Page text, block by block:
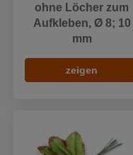
ohne Löcher zum
Aufkleben, Ø 8; 10
mm
zeigen